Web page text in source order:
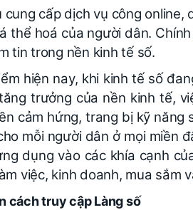
cung cấp dịch vụ công
thể hoá của người dân.
tin trong nền kinh tế số.
hiện nay, khi kinh tế số
trưởng của nền kinh tế,
cảm hứng, trang bị kỹ năng
mỗi người dân ở mọi miền
dụng vào các khía cạnh
việc, kinh doanh, mua sắm
cách truy cập Làng số